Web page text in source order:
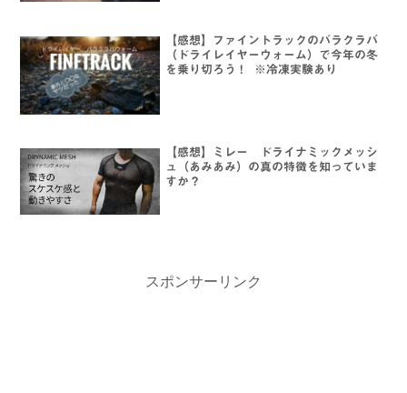
【感想】ファイントラックのバラクラバ
（ドライレイヤーウォーム）で今年の冬
を乗り切ろう ! ※冷凍実験あり
【感想】ミレー ドライナミックメッシ
ュ（あみあみ）の真の特徴を知っていま
すか？
スポンサーリンク